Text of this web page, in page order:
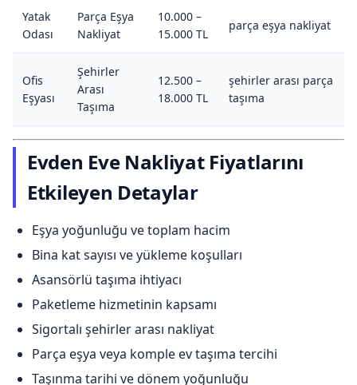
Yatak
Odası
Parça Eşya
Nakliyat
10.000 –
15.000 TL
parça eşya nakliyat
Ofis
Eşyası
Şehirler
Arası
Taşıma
12.500 –
18.000 TL
şehirler arası parça
taşıma
Evden Eve Nakliyat Fiyatlarını
Etkileyen Detaylar
Eşya yoğunluğu ve toplam hacim
Bina kat sayısı ve yükleme koşulları
Asansörlü taşıma ihtiyacı
Paketleme hizmetinin kapsamı
Sigortalı şehirler arası nakliyat
Parça eşya veya komple ev taşıma tercihi
Taşınma tarihi ve dönem yoğunluğu